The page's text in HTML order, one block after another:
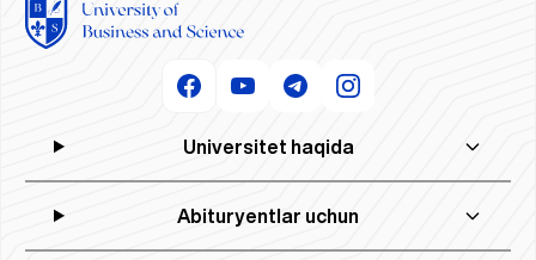
Universitet haqida
Abituryentlar uchun